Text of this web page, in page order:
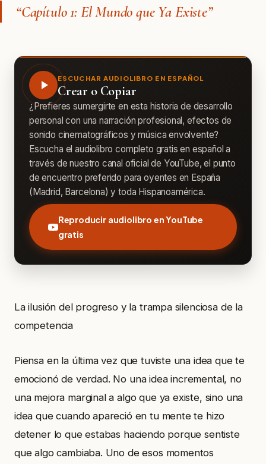
“Capítulo 1: El Mundo que Ya Existe”
ESCUCHAR AUDIOLIBRO EN ESPAÑOL
Crear o Copiar
¿Prefieres sumergirte en esta historia de desarrollo
personal con una narración profesional, efectos de
sonido cinematográficos y música envolvente?
Escucha el audiolibro completo gratis en español a
través de nuestro canal oficial de YouTube, el punto
de encuentro preferido para oyentes en España
(Madrid, Barcelona) y toda Hispanoamérica.
Reproducir audiolibro en YouTube
gratis
La ilusión del progreso y la trampa silenciosa de la
competencia
Piensa en la última vez que tuviste una idea que te
emocionó de verdad. No una idea incremental, no
una mejora marginal a algo que ya existe, sino una
idea que cuando apareció en tu mente te hizo
detener lo que estabas haciendo porque sentiste
que algo cambiaba. Uno de esos momentos